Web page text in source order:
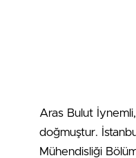
Aras Bulut
doğmuştur.
Mühendisliği